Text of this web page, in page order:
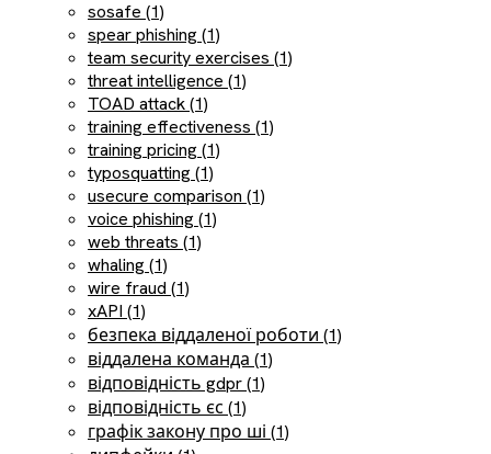
sosafe (1)
spear phishing (1)
team security exercises (1)
threat intelligence (1)
TOAD attack (1)
training effectiveness (1)
training pricing (1)
typosquatting (1)
usecure comparison (1)
voice phishing (1)
web threats (1)
whaling (1)
wire fraud (1)
xAPI (1)
безпека віддаленої роботи (1)
віддалена команда (1)
відповідність gdpr (1)
відповідність єс (1)
графік закону про ші (1)